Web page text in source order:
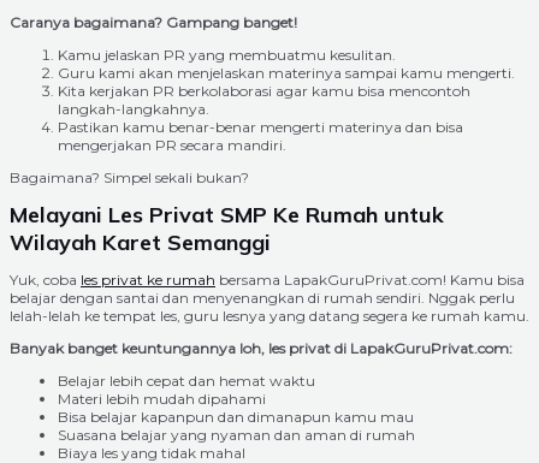
Caranya bagaimana? Gampang banget!
Kamu jelaskan PR yang membuatmu kesulitan.
Guru kami akan menjelaskan materinya sampai kamu mengerti.
Kita kerjakan PR berkolaborasi agar kamu bisa mencontoh
langkah-langkahnya.
Pastikan kamu benar-benar mengerti materinya dan bisa
mengerjakan PR secara mandiri.
Bagaimana? Simpel sekali bukan?
Melayani Les Privat SMP Ke Rumah untuk
Wilayah Karet Semanggi
Yuk, coba les privat ke rumah bersama LapakGuruPrivat.com! Kamu bisa
belajar dengan santai dan menyenangkan di rumah sendiri. Nggak perlu
lelah-lelah ke tempat les, guru lesnya yang datang segera ke rumah kamu.
Banyak banget keuntungannya loh, les privat di LapakGuruPrivat.com:
Belajar lebih cepat dan hemat waktu
Materi lebih mudah dipahami
Bisa belajar kapanpun dan dimanapun kamu mau
Suasana belajar yang nyaman dan aman di rumah
Biaya les yang tidak mahal